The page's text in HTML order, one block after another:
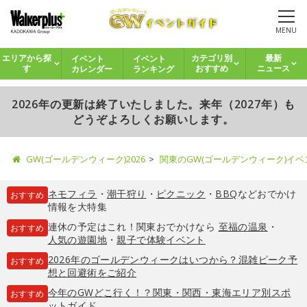
MENU
エリアから探
す
イベント
カレンダー
イベント
ランキング
カテゴリ別
おすすめ
最新
ニュース
2026年の更新は終了いたしました。来年（2027年）も
どうぞよろしくお願いします。
GW(ゴールデンウィーク)2026 関東のGW(ゴールデンウィーク)イ
おすすめ ネモフィラ ・ 潮干狩り ・ ピクニック ・ BBQなどおでかけ
情報を大特集
おすすめ 連休の予定はこれ！関東おでかけなら 至福の温泉 ・
人気の遊園地・親子で体験イベント
おすすめ 2026年のゴールデンウィークはいつから？混雑ピーク予
想と回避術をご紹介
おすすめ 今年のGWどこ行く！？関東・関西・東海エリア別スポ